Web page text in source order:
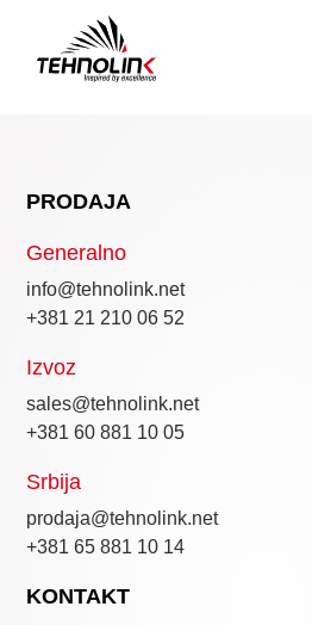
Hibrid
PRODAJA
Generalno
info@tehnolink.net
+381 21 210 06 52
Izvoz
sales@tehnolink.net
+381 60 881 10 05
Srbija
prodaja@tehnolink.net
+381 65 881 10 14
KONTAKT